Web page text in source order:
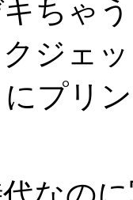
ちゃ
ジェ
プリ